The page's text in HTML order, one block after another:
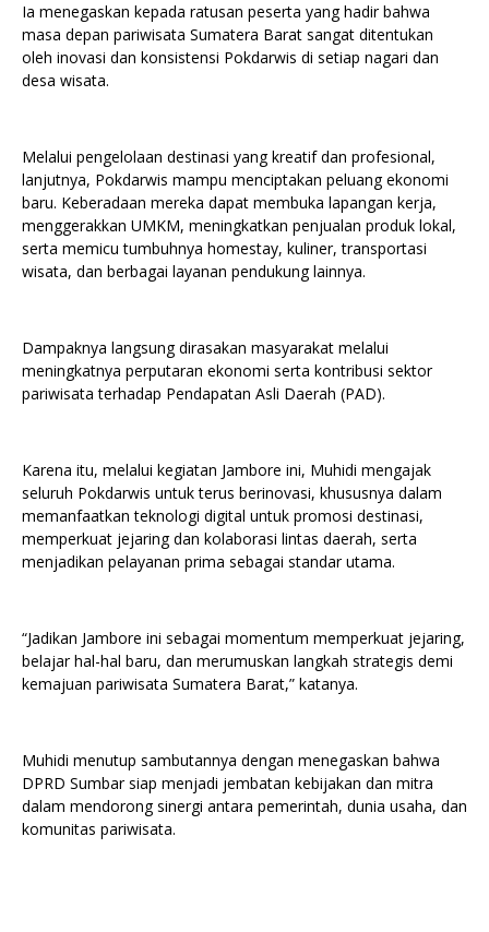
Ia menegaskan kepada ratusan peserta yang hadir bahwa
masa depan pariwisata Sumatera Barat sangat ditentukan
oleh inovasi dan konsistensi Pokdarwis di setiap nagari dan
desa wisata.
Melalui pengelolaan destinasi yang kreatif dan profesional,
lanjutnya, Pokdarwis mampu menciptakan peluang ekonomi
baru. Keberadaan mereka dapat membuka lapangan kerja,
menggerakkan UMKM, meningkatkan penjualan produk lokal,
serta memicu tumbuhnya homestay, kuliner, transportasi
wisata, dan berbagai layanan pendukung lainnya.
Dampaknya langsung dirasakan masyarakat melalui
meningkatnya perputaran ekonomi serta kontribusi sektor
pariwisata terhadap Pendapatan Asli Daerah (PAD).
Karena itu, melalui kegiatan Jambore ini, Muhidi mengajak
seluruh Pokdarwis untuk terus berinovasi, khususnya dalam
memanfaatkan teknologi digital untuk promosi destinasi,
memperkuat jejaring dan kolaborasi lintas daerah, serta
menjadikan pelayanan prima sebagai standar utama.
“Jadikan Jambore ini sebagai momentum memperkuat jejaring,
belajar hal-hal baru, dan merumuskan langkah strategis demi
kemajuan pariwisata Sumatera Barat,” katanya.
Muhidi menutup sambutannya dengan menegaskan bahwa
DPRD Sumbar siap menjadi jembatan kebijakan dan mitra
dalam mendorong sinergi antara pemerintah, dunia usaha, dan
komunitas pariwisata.